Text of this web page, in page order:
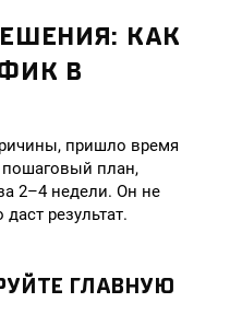
КАК
В
пришло время
план,
2–4 недели. Он не
результат.
ГЛАВНУЮ